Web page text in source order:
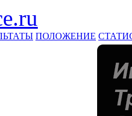
ПОЛОЖЕНИЕ